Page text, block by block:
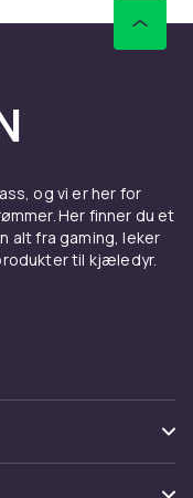
på PS5 men
din favoritt.
produkter til
og vi er her for
Her finner du et
alt fra gaming, leker
til kjæledyr.